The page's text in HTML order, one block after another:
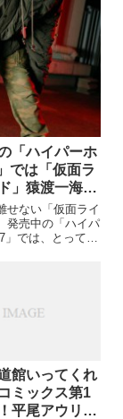
「ハイパーホ
では「仮面ラ
」猿渡一海/
グリス役の武
ンタビューを
とスペシャル
せない「仮面ライ
発売中の「ハイパ
」では、とっても
カズミンからの
もお見逃しな
館いってくれ
ミックス第1
平尾アウリ先